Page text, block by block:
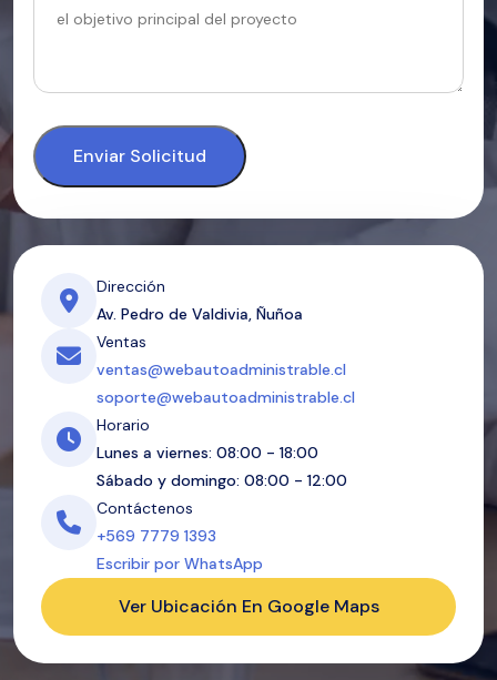
Enviar Solicitud
Dirección
Av. Pedro de Valdivia, Ñuñoa
Ventas
ventas@webautoadministrable.cl
soporte@webautoadministrable.cl
Horario
Lunes a viernes: 08:00 - 18:00
Sábado y domingo: 08:00 - 12:00
Contáctenos
+569 7779 1393
Escribir por WhatsApp
Ver Ubicación En Google Maps